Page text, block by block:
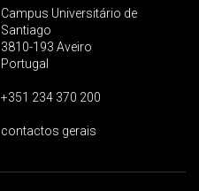
Campus Universitário de
Santiago
3810-193 Aveiro
Portugal
+351 234 370 200
contactos gerais